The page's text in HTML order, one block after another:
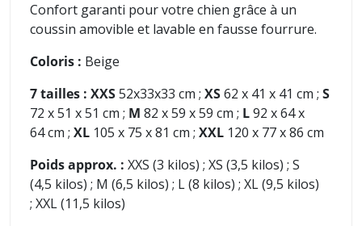
Confort garanti pour votre chien grâce à un
coussin amovible et lavable en fausse fourrure.
Coloris : Beige
7 tailles : XXS52x33x33 cm ; XS62 x 41 x 41 cm ; S
72 x 51 x 51 cm ; M 82 x 59 x 59 cm ; L92 x 64 x
64 cm ; XL 105 x 75 x 81 cm ; XXL 120 x 77 x 86 cm
Poids approx. : XXS (3 kilos) ; XS (3,5 kilos) ; S
(4,5 kilos) ; M (6,5 kilos) ; L (8 kilos) ; XL (9,5 kilos)
; XXL (11,5 kilos)